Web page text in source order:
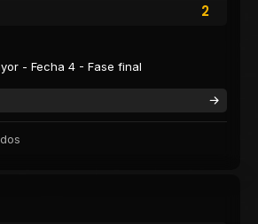
2
- Fecha 4 - Fase final